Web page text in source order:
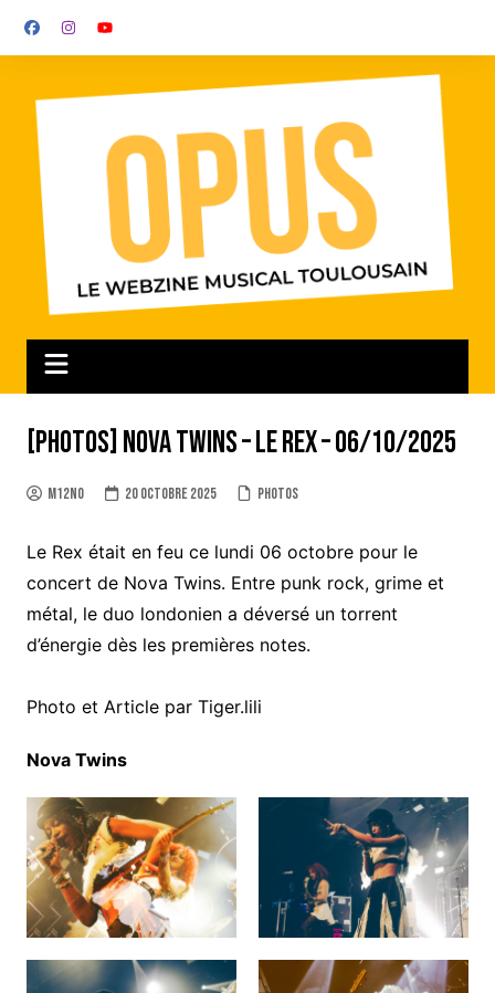
[Photos] Nova Twins – Le Rex – 06/10/2025
m12no 20 octobre 2025 Photos
Le Rex était en feu ce lundi 06 octobre pour le
concert de Nova Twins. Entre punk rock, grime et
métal, le duo londonien a déversé un torrent
d’énergie dès les premières notes.
Photo et Article par Tiger.lili
Nova Twins